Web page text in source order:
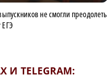
не смогли преодолеть
TELEGRAM: